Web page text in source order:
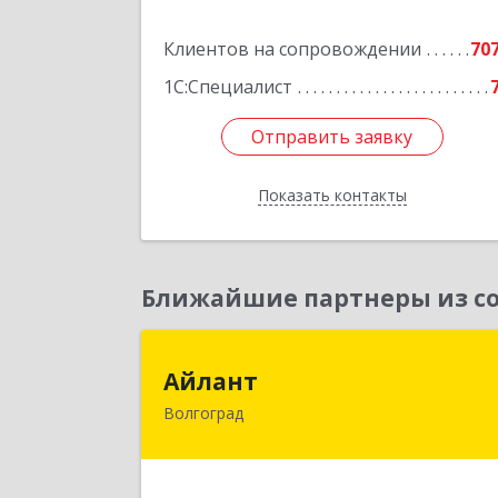
Клиентов на сопровождении
1С:Специалист
Отправить заявку
Показать контакты
Отправить заявку
Назад
Ближайшие партнеры из
Айлант
Волгоград
400001, Волгоградская обл, Волгоград